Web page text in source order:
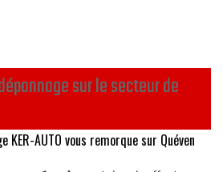
sur le secteur de
KER-AUTO vous remorque sur Quéven